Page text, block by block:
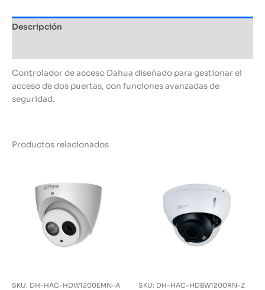
Descripción
Controlador de acceso Dahua diseñado para gestionar el
acceso de dos puertas, con funciones avanzadas de
seguridad.
Productos relacionados
SKU: DH-HAC-HDW1200EMN-A SKU: DH-HAC-HDBW1200RN-Z